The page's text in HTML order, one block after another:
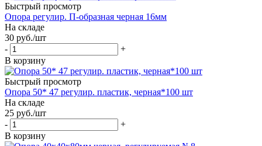
Быстрый просмотр
Опора регулир. П-образная черная 16мм
На складе
30 руб./шт
-
+
В корзину
Быстрый просмотр
Опора 50* 47 регулир. пластик, черная*100 шт
На складе
25 руб./шт
-
+
В корзину